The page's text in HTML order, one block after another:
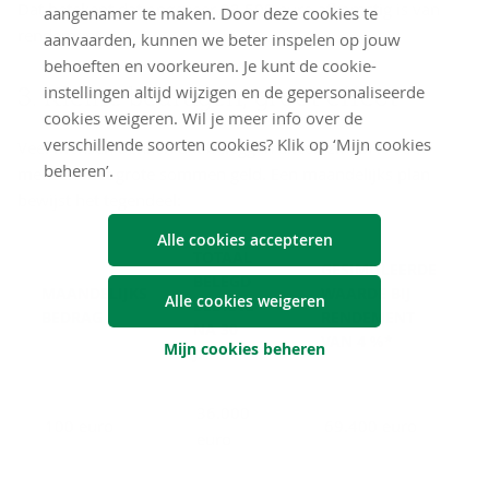
aangenamer te maken. Door deze cookies te
aanvaarden, kunnen we beter inspelen op jouw
behoeften en voorkeuren. Je kunt de cookie-
instellingen altijd wijzigen en de gepersonaliseerde
cookies weigeren. Wil je meer info over de
verschillende soorten cookies? Klik op ‘Mijn cookies
beheren’.
Alle cookies accepteren
Alle cookies weigeren
Mijn cookies beheren
Dat betekent dat ongeveer 83.500 euro afkomstig is van
rendement.
3. Klei­ne be­dra­gen, groot ef­fect
Veel mensen denken dat beleggen alleen zinvol is voor
mensen met grote sommen geld. Een maandelijks plan
BELEGD
BEDRAG
NA 30
JAAR
GESIMULEERDE
WAARDE BIJ
VAN 4 %*